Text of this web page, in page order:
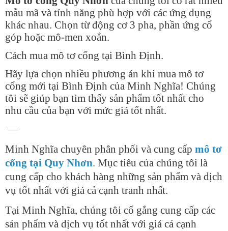
mẫu mã và tính năng phù hợp với các ứng dụng
khác nhau. Chọn từ động cơ 3 pha, phần ứng cổ
góp hoặc mô-men xoắn.
Cách mua mô tơ cổng tại Bình Định.
Hãy lựa chọn nhiều phương án khi mua mô tơ
cổng mới tại Bình Định của Minh Nghĩa! Chúng
tôi sẽ giúp bạn tìm thấy sản phẩm tốt nhất cho
nhu cầu của bạn với mức giá tốt nhất.
—
Minh Nghĩa chuyên phân phối và cung cấp mô tơ
cổng tại Quy Nhơn. Mục tiêu của chúng tôi là
cung cấp cho khách hàng những sản phẩm và dịch
vụ tốt nhất với giá cả cạnh tranh nhất.
Tại Minh Nghĩa, chúng tôi cố gắng cung cấp các
sản phẩm và dịch vụ tốt nhất với giá cả cạnh